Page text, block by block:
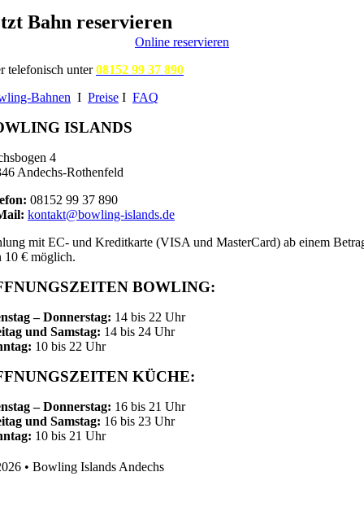
Bahn reservieren
Online reservieren
telefonisch unter08152 99 37 890
Bahnen I Preise I FAQ
ISLANDS
4
Andechs-Rothenfeld
08152 99 37 890
kontakt@bowling-islands.de
mit EC- und Kreditkarte (VISA und MasterCard) ab einem
10 € möglich.
BOWLING:
– Donnerstag: 14 bis 22 Uhr
und Samstag: 14 bis 24 Uhr
10 bis 22 Uhr
KÜCHE:
– Donnerstag: 16 bis 21 Uhr
und Samstag: 16 bis 23 Uhr
10 bis 21 Uhr
• Bowling Islands Andechs